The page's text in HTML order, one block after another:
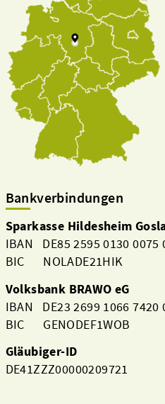
Bankverbindungen
Sparkasse Hildesheim
IBAN DE85 2595 0130 0075
BIC NOLADE21HIK
Volksbank BRAWO eG
IBAN DE23 2699 1066 7420
BIC GENODEF1WOB
Gläubiger-ID
DE41ZZZ00000209721